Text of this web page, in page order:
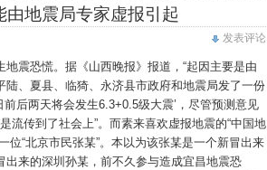
由地震局专家虚报引起
发表评论
震恐慌。据《山西晚报》报道，“起因主要是由
、夏县、临猗、永济县市政府和地震局发了一份
后两天将会发生6.3+0.5级大震’，尽管预测意见
流传到了社会上”。而素来喜欢虚报地震的“中国地
位“北京市民张某”。本以为该张某是一个新冒出来
出来的深圳孙某，前不久参与造成宜昌地震恐